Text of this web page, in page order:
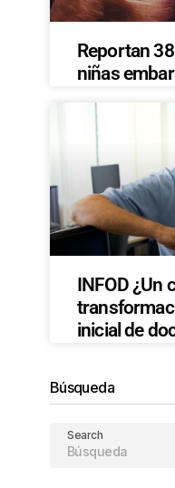
Reportan
niñas
INFOD ¿Un
inicial de
Búsqueda
Search